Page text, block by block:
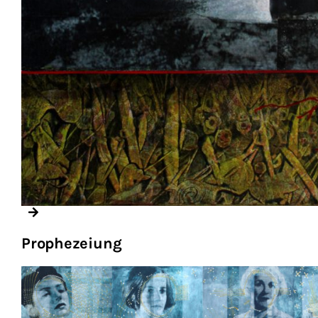
Prophezeiung